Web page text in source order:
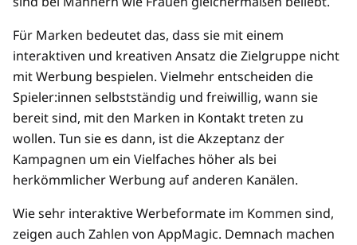
Für Marken bedeutet das, dass sie mit einem
interaktiven und kreativen Ansatz die Zielgruppe nicht
mit Werbung bespielen. Vielmehr entscheiden die
Spieler:innen selbstständig und freiwillig, wann sie
bereit sind, mit den Marken in Kontakt treten zu
wollen. Tun sie es dann, ist die Akzeptanz der
Kampagnen um ein Vielfaches höher als bei
herkömmlicher Werbung auf anderen Kanälen.
Wie sehr interaktive Werbeformate im Kommen sind,
zeigen auch Zahlen von AppMagic. Demnach machen